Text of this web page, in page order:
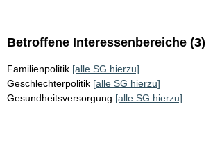
Betroffene Interessenbereiche (3)
Familienpolitik [alle SG hierzu]
Geschlechterpolitik [alle SG hierzu]
Gesundheitsversorgung [alle SG hierzu]